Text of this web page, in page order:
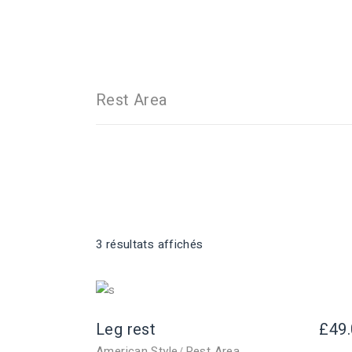
Rest Area
3 résultats affichés
Leg rest £